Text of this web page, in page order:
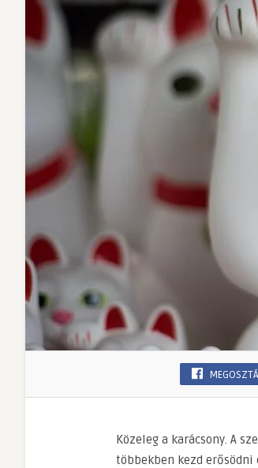
Közeleg a karácsony. A
többekben kezd